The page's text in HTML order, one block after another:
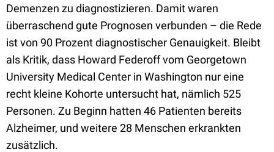
Demenzen zu diagnostizieren. Damit waren
überraschend gute Prognosen verbunden – die Rede
ist von 90 Prozent diagnostischer Genauigkeit. Bleibt
als Kritik, dass Howard Federoff vom Georgetown
University Medical Center in Washington nur eine
recht kleine Kohorte untersucht hat, nämlich 525
Personen. Zu Beginn hatten 46 Patienten bereits
Alzheimer, und weitere 28 Menschen erkrankten
zusätzlich.